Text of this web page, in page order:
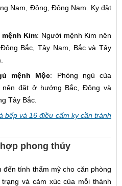
Nam, Đông, Đông Nam. Kỵ đặt
Kim: Người mệnh Kim nên
Bắc, Tây Nam, Bắc và Tây
mệnh Mộc: Phòng ngủ của
nên đặt ở hướng Bắc, Đông và
Tây Bắc.
bếp và 16 điều cấm kỵ cần tránh
phong thủy
đến tính thẩm mỹ cho căn phòng
và cảm xúc của mỗi thành